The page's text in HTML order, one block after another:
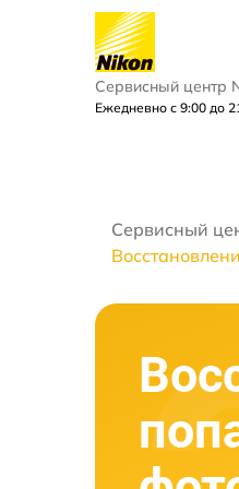
Сервисный центр
Ежедневно с 9:00 до
Сервисный